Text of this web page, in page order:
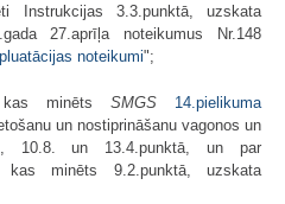
Instrukcijas 3.3.punktā, uzskata
27.aprīļa noteikumus Nr.148
noteikumi";
kas minēts SMGS
14.pielikuma
un nostiprināšanu vagonos un
10.8. un 13.4.punktā, un par
kas minēts 9.2.punktā, uzskata